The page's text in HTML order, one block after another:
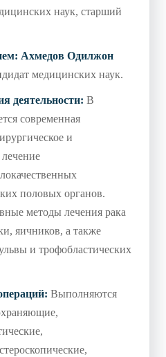
наук, старший
Ахмедов Одилжон
медицинских наук.
деятельности: В
современная
и
половых органов.
методы лечения рака
яичников, а также
и трофобластических
Выполняются